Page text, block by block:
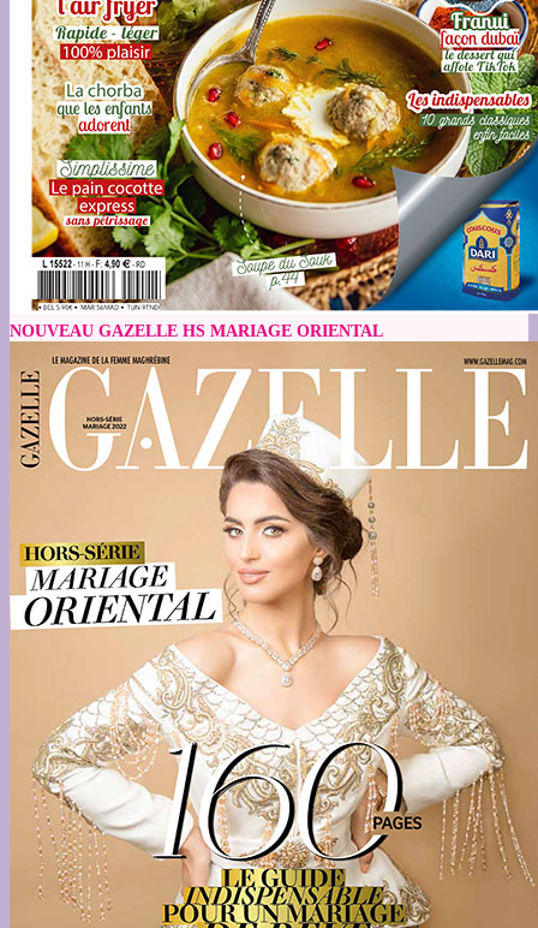
NOUVEAU GAZELLE HS MARIAGE ORIENTAL